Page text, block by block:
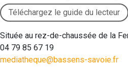
Téléchargez le guide du lecteur
Située au rez-de-chaussée de la
04 79 85 67 19
mediatheque@bassens-savoie.fr